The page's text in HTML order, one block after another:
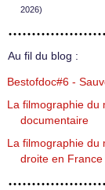
2026)
Au fil du blog :
Bestofdoc#6 -
La filmographie du
documentaire
La filmographie du
droite en